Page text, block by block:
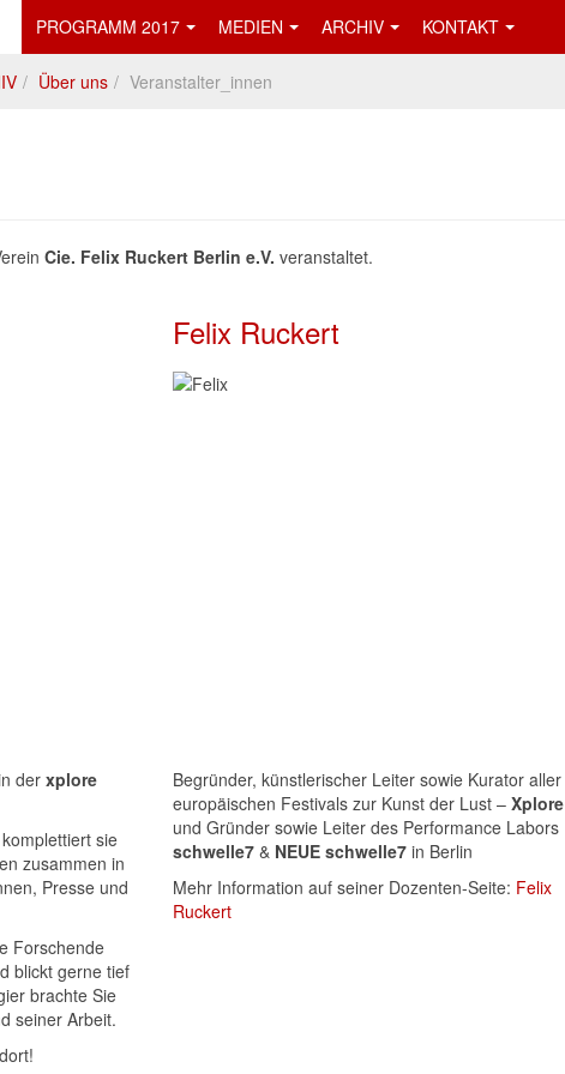
PROGRAMM 2017 MEDIEN ARCHIV KONTAKT
Über uns Veranstalter_innen
Cie. Felix Ruckert Berlin e.V. veranstaltet.
der xplore
sie
zusammen in
Presse und
Forschende
blickt gerne tief
brachte Sie
seiner Arbeit.
Felix Ruckert
Begründer, künstlerischer Leiter sowie Kurator aller
europäischen Festivals zur Kunst der Lust – Xplore
und Gründer sowie Leiter des Performance Labors
schwelle7 & NEUE schwelle7 in Berlin
Mehr Information auf seiner Dozenten-Seite: Felix
Ruckert